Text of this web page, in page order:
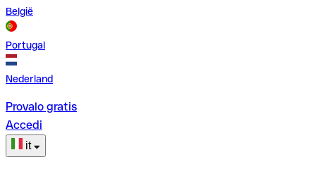
België
Portugal
Nederland
Provalo gratis
Accedi
it